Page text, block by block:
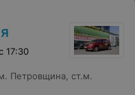
17:30
Петровщина, ст.м.